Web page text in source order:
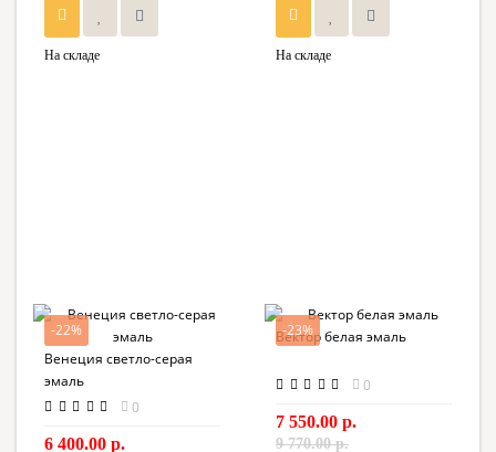
На складе На складе
-22%
Венеция светло-серая
эмаль
0
6 400.00 р.
-23%
Вектор белая эмаль
0
7 550.00 р.
9 770.00 р.